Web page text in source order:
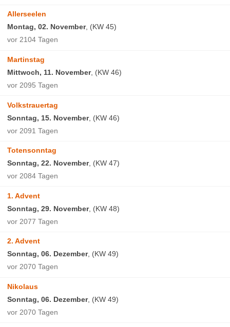
Allerseelen
Montag, 02. November, (KW 45)
vor 2104 Tagen
Martinstag
Mittwoch, 11. November, (KW 46)
vor 2095 Tagen
Volkstrauertag
Sonntag, 15. November, (KW 46)
vor 2091 Tagen
Totensonntag
Sonntag, 22. November, (KW 47)
vor 2084 Tagen
1. Advent
Sonntag, 29. November, (KW 48)
vor 2077 Tagen
2. Advent
Sonntag, 06. Dezember, (KW 49)
vor 2070 Tagen
Nikolaus
Sonntag, 06. Dezember, (KW 49)
vor 2070 Tagen